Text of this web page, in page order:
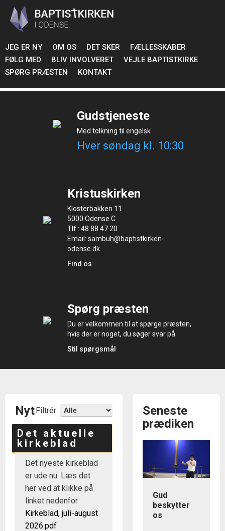
JEG ER NY OM OS DET SKER
FÆLLESSKABER
FØLG MED
BLIV INVOLVERET
VEJLE BAPTISTKIRKE
SPØRG PRÆSTEN
KONTAKT
Er du ny?
Og vil du vide mere om vores kirke
Café Klosterbakken
Gudstjeneste
Med tolkning til engelsk
Hver søndag kl. 10:30
Kristuskirken
Klosterbakken 11
5000 Odense C
Tlf.: 48 88 47 20
Email: sambuh@baptistkirken-
odense.dk
Find os
Spørg præsten
Du er velkommen til at spørge præsten,
hvis der er noget, du søger svar på.
Stil spørgsmål
NytFiltrér:
Det aktuelle
kirkeblad
Det nyeste kirkeblad
er ude nu. Læs det
her ved at klikke på
linket nedenfor.
Kirkeblad, juli-august
2026.pdf
Seneste
prædiken
Gud
beskytter
os